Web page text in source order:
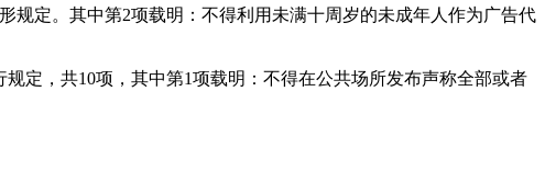
定。其中第2项载明：不得利用未满十周岁的未成年人作为广告代
，共10项，其中第1项载明：不得在公共场所发布声称全部或者